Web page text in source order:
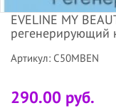
EVELINE MY
регенерирующий
Артикул: C50MBEN
290.00 руб.